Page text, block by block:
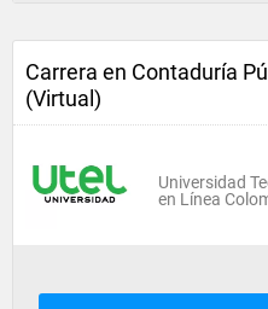
Carrera en Contaduría
(Virtual)
Universidad
en Línea